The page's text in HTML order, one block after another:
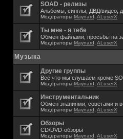
SOAD - релизы
Альбомы, синглы, ДВД/видео,
Модераторы Maynard ALuserX
Ты мне - я тебе
Обмен файлами, просьбы на
Модераторы Maynard ALuserX
Музыка
Другие группы
Всё что мы слушаем кроме
Модераторы Maynard ALuserX
Инструментальник
Обмен знаниями, советами и
Модераторы Maynard ALuserX
Обзоры
CD/DVD-обзоры
Модераторы Maynard ALuserX